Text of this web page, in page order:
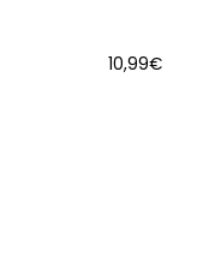
10,99€